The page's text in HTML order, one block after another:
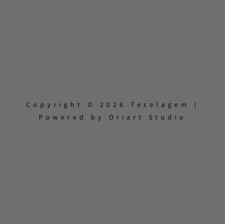
Copyright © 2026 Tecelagem |
Powered by Oriart Studio